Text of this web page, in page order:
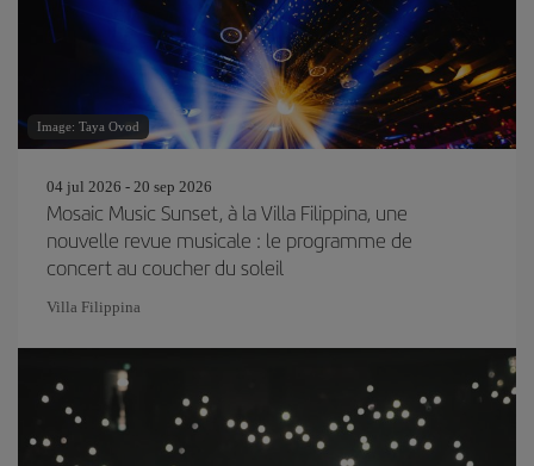
Image: Taya Ovod
04 jul 2026 - 20 sep 2026
Mosaic Music Sunset, à la Villa Filippina, une
nouvelle revue musicale : le programme de
concert au coucher du soleil
Villa Filippina